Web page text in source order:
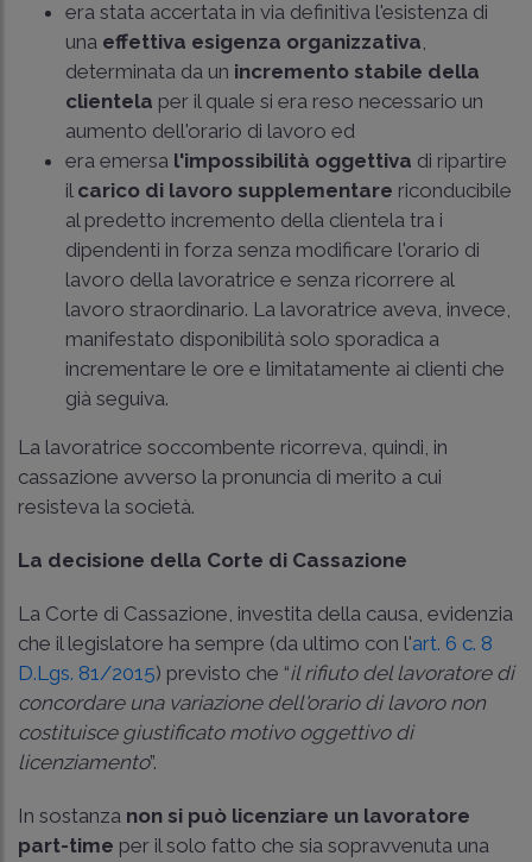
era stata accertata in via definitiva l'esistenza di
una effettiva esigenza organizzativa,
determinata da un incremento stabile della
clientela per il quale si era reso necessario un
aumento dell'orario di lavoro ed
era emersa l'impossibilità oggettiva di ripartire
il carico di lavoro supplementare riconducibile
al predetto incremento della clientela tra i
dipendenti in forza senza modificare l'orario di
lavoro della lavoratrice e senza ricorrere al
lavoro straordinario. La lavoratrice aveva, invece,
manifestato disponibilità solo sporadica a
incrementare le ore e limitatamente ai clienti che
già seguiva.
La lavoratrice soccombente ricorreva, quindi, in
cassazione avverso la pronuncia di merito a cui
resisteva la società.
La decisione della Corte di Cassazione
La Corte di Cassazione, investita della causa, evidenzia
che il legislatore ha sempre (da ultimo con l'art. 6 c. 8
D.Lgs. 81/2015) previsto che “il rifiuto del lavoratore di
concordare una variazione dell'orario di lavoro non
costituisce giustificato motivo oggettivo di
licenziamento”.
In sostanza non si può licenziare un lavoratore
part-time per il solo fatto che sia sopravvenuta una